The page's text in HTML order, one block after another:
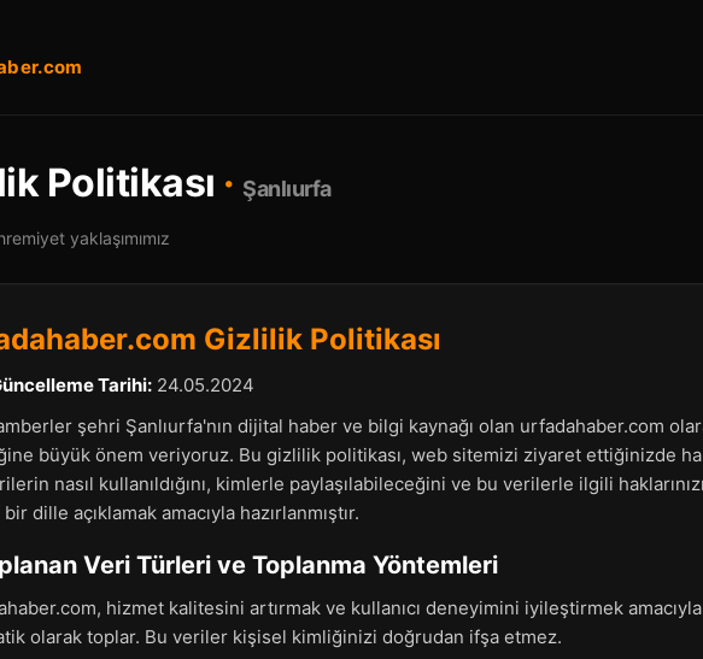
Politikası · Şanlıurfa
yaklaşımımız
Gizlilik Politikası
Tarihi: 24.05.2024
şehri Şanlıurfa'nın dijital haber ve bilgi kaynağı olan urfadahaber.com
büyük önem veriyoruz. Bu gizlilik politikası, web sitemizi ziyaret ettiğinizde
nasıl kullanıldığını, kimlerle paylaşılabileceğini ve bu verilerle ilgili
dille açıklamak amacıyla hazırlanmıştır.
Veri Türleri ve Toplanma Yöntemleri
hizmet kalitesini artırmak ve kullanıcı deneyimini iyileştirmek
olarak toplar. Bu veriler kişisel kimliğinizi doğrudan ifşa etmez.